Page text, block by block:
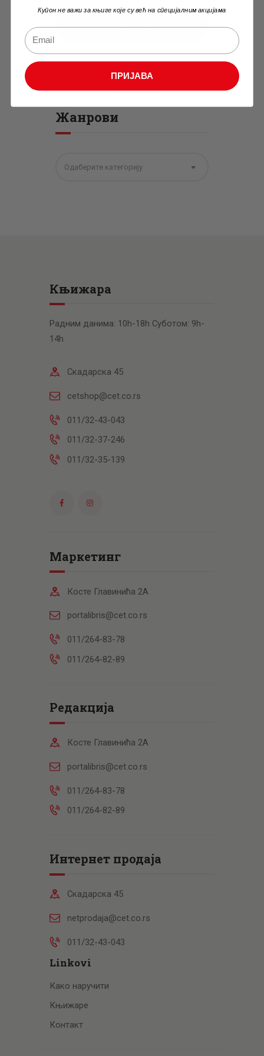
Жанрови
Одаберите категорију
Књижара
Радним данима: 10h-18h Суботом: 9h-
14h
Скадарска 45
cetshop@cet.co.rs
011/32-43-043
011/32-37-246
011/32-35-139
Маркетинг
Косте Главинића 2А
portalibris@cet.co.rs
011/264-83-78
011/264-82-89
Редакција
Косте Главинића 2А
portalibris@cet.co.rs
011/264-83-78
011/264-82-89
Интернет продаја
Скадарска 45
netprodaja@cet.co.rs
011/32-43-043
Linkovi
Како наручити
Књижаре
Контакт
Купон не важи за књиге које су већ на специјалним акцијама
ПРИЈАВА